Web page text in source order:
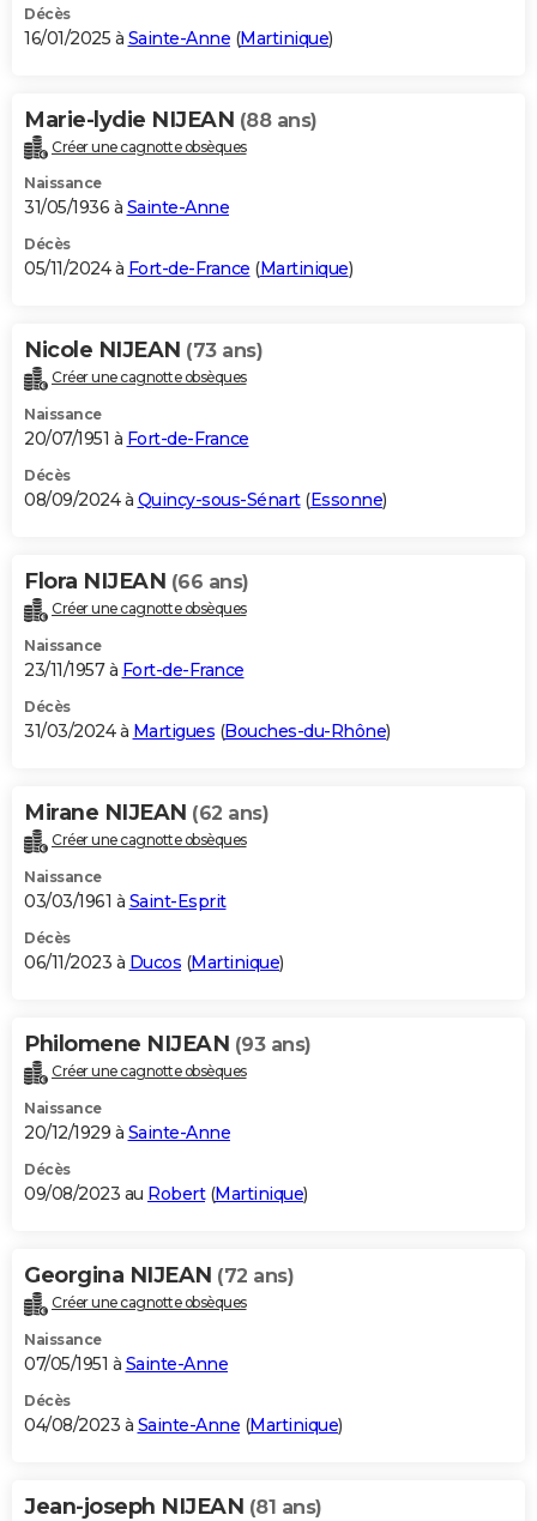
Décès
16/01/2025 à Sainte-Anne (Martinique)
Marie-lydie NIJEAN (88 ans)
Créer une cagnotte obsèques
Naissance
31/05/1936 à Sainte-Anne
Décès
05/11/2024 à Fort-de-France (Martinique)
Nicole NIJEAN (73 ans)
Créer une cagnotte obsèques
Naissance
20/07/1951 à Fort-de-France
Décès
08/09/2024 à Quincy-sous-Sénart(Essonne)
Flora NIJEAN (66 ans)
Créer une cagnotte obsèques
Naissance
23/11/1957 à Fort-de-France
Décès
31/03/2024 à Martigues (Bouches-du-Rhône)
Mirane NIJEAN (62 ans)
Créer une cagnotte obsèques
Naissance
03/03/1961 à Saint-Esprit
Décès
06/11/2023 à Ducos (Martinique)
Philomene NIJEAN (93 ans)
Créer une cagnotte obsèques
Naissance
20/12/1929 à Sainte-Anne
Décès
09/08/2023 au Robert(Martinique)
Georgina NIJEAN (72 ans)
Créer une cagnotte obsèques
Naissance
07/05/1951 à Sainte-Anne
Décès
04/08/2023 à Sainte-Anne (Martinique)
Jean-joseph NIJEAN (81 ans)